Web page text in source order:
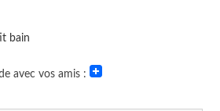
bain
avec vos amis :